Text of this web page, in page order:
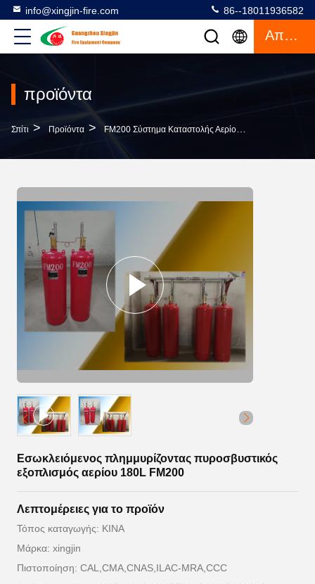
info@xingjin-fire.com 86--18011936582
Απόσπασμα
προϊόντα
Σπίτι > Προϊόντα > FM200 Σύστημα Καταστολής Αερίου
Εσωκλειόμενος πλημμυρίζοντας πυροσβυστικός
εξοπλισμός αερίου 180L FM200
Λεπτομέρειες για το προϊόν
Τόπος καταγωγής: ΚΙΝΑ
Μάρκα: xingjin
Πιστοποίηση: CAL,CMA,CNAS,ILAC-MRA,CCC